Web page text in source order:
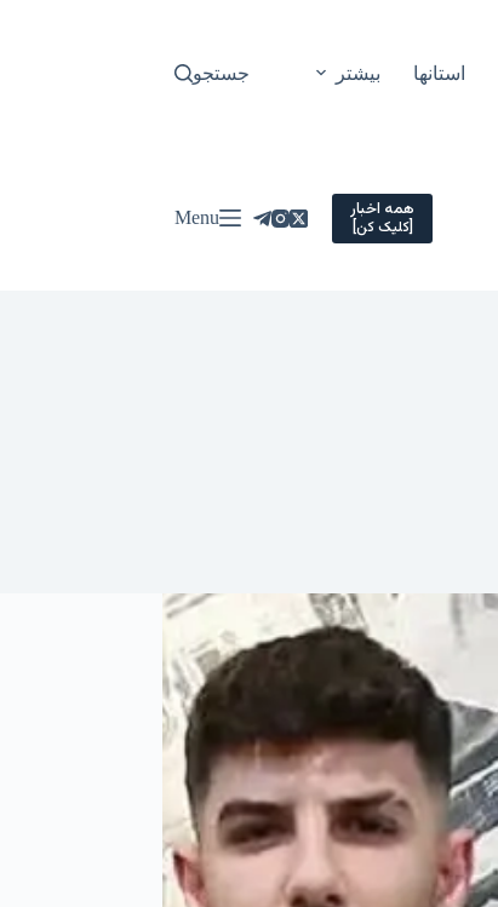
استانها بیشتر جستجو
همه اخبار
[کلیک کن] Menu